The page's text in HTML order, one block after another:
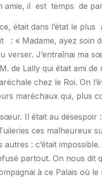
amie, il est temps de
était dans l’état le plus
: « Madame, ayez soin
verser. J’entraînai ma
de Lally qui était ami
chez le Roi. On
maréchaux qui, plus
Il était au désespoir
ces malheureux
: c’était
partout. On nous dit
à ce Palais où